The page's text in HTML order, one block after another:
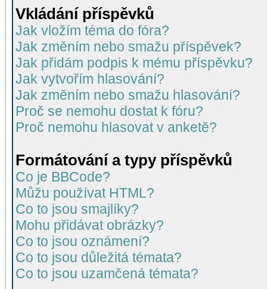
Vkládání příspěvků
Jak vložím téma do fóra?
Jak změním nebo smažu příspěvek?
Jak přidám podpis k mému příspěvku?
Jak vytvořím hlasování?
Jak změním nebo smažu hlasování?
Proč se nemohu dostat k fóru?
Proč nemohu hlasovat v anketě?
Formátování a typy příspěvků
Co je BBCode?
Můžu používat HTML?
Co to jsou smajlíky?
Mohu přidávat obrázky?
Co to jsou oznámení?
Co to jsou důležitá témata?
Co to jsou uzamčená témata?